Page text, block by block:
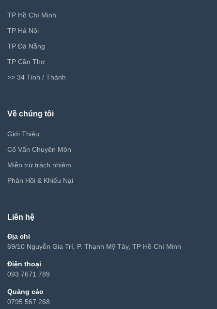
TP Hồ Chí Minh
TP Hà Nội
TP Đà Nẵng
TP Cần Thơ
>> 34 Tỉnh / Thành
Về chúng tôi
Giới Thiệu
Cố Vấn Chuyên Môn
Miễn trừ trách nhiệm
Phản Hồi & Khiếu Nại
Liên hệ
Địa chỉ
69/10 Nguyễn Gia Trí, P. Thạnh Mỹ Tây, TP Hồ Chí Minh
Điện thoại
093 7671 789
Quảng cáo
0795 567 268